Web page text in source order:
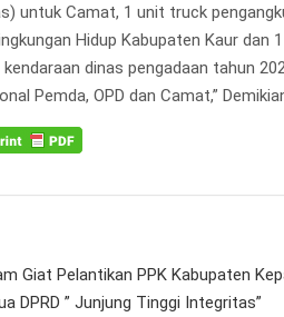
untuk Camat, 1 unit truck
Hidup Kabupaten Kaur
kendaraan dinas pengadaan tahun
Pemda, OPD dan Camat,”
Giat Pelantikan PPK Kabupaten
DPRD ” Junjung Tinggi Integritas”